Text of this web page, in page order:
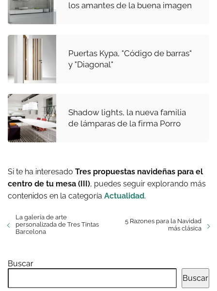
los amantes de la buena imagen
Puertas Kypa, "Código de barras"
y "Diagonal"
Shadow lights, la nueva familia
de lámparas de la firma Porro
Si te ha interesado Tres propuestas navideñas para el
centro de tu mesa (III), puedes seguir explorando más
contenidos en la categoría Actualidad.
La galería de arte
personalizada de Tres Tintas
Barcelona
5 Razones para la Navidad
más clásica
Buscar
Buscar